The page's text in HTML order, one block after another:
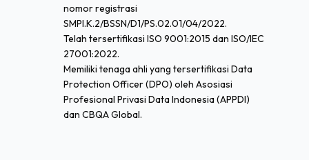
nomor registrasi
SMPI.K.2/BSSN/D1/PS.02.01/04/2022.
Telah tersertifikasi ISO 9001:2015 dan ISO/IEC
27001:2022.
Memiliki tenaga ahli yang tersertifikasi Data
Protection Officer (DPO) oleh Asosiasi
Profesional Privasi Data Indonesia (APPDI)
dan CBQA Global.